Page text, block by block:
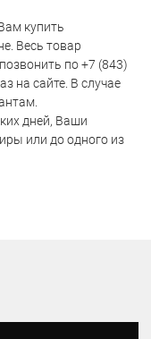
купить
Весь товар
по +7 (843)
на сайте. В случае
дней, Ваши
или до одного из